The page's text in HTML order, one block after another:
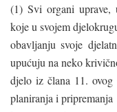
(1) Svi organi uprave,
koje u svojem
obavljanju svoje
upućuju na neko
djelo iz člana 11. ovog
planiranja i pripremanja